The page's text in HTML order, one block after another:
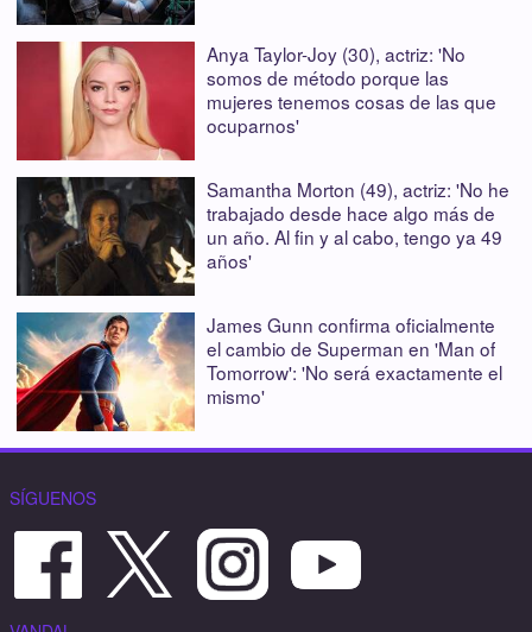
Anya Taylor-Joy (30), actriz: 'No
somos de método porque las
mujeres tenemos cosas de las que
ocuparnos'
Samantha Morton (49), actriz: 'No he
trabajado desde hace algo más de
un año. Al fin y al cabo, tengo ya 49
años'
James Gunn confirma oficialmente
el cambio de Superman en 'Man of
Tomorrow': 'No será exactamente el
mismo'
SÍGUENOS